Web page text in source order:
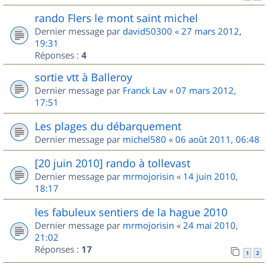
rando Flers le mont saint michel
Dernier message par david50300 « 27 mars 2012,
19:31
Réponses : 4
sortie vtt à Balleroy
Dernier message par Franck Lav « 07 mars 2012,
17:51
Les plages du débarquement
Dernier message par michel580 « 06 août 2011, 06:48
[20 juin 2010] rando à tollevast
Dernier message par mrmojorisin « 14 juin 2010,
18:17
les fabuleux sentiers de la hague 2010
Dernier message par mrmojorisin « 24 mai 2010,
21:02
Réponses : 17 1 2